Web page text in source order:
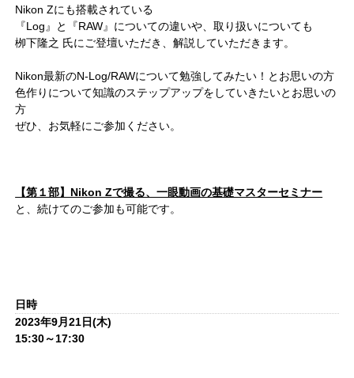
Nikon Zにも搭載されている
『Log』と『RAW』についての違いや、取り扱いについても
栁下隆之 氏にご登壇いただき、解説していただきます。
Nikon最新のN-Log/RAWについて勉強してみたい！とお思いの方
色作りについて知識のステップアップをしていきたいとお思いの
方
ぜひ、お気軽にご参加ください。
【第１部】Nikon Zで撮る、一眼動画の基礎マスターセミナー
と、続けてのご参加も可能です。
日時
2023年9月21日(木)
15:30～17:30